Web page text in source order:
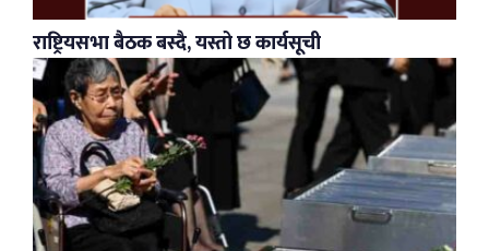
राष्ट्रियसभा बैठक बस्दै, यस्तो छ कार्यसूची